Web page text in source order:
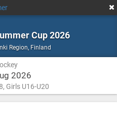
Cup 2026
Region, FinlandHelsinki
Region,
2026
Girls U16-U20